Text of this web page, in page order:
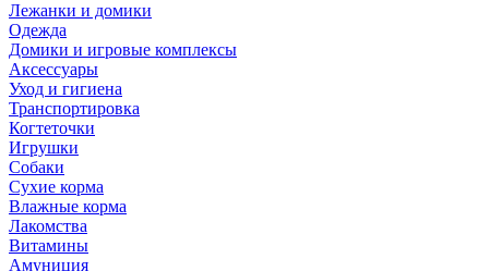
Лежанки и домики
Одежда
Домики и игровые комплексы
Аксессуары
Уход и гигиена
Транспортировка
Когтеточки
Игрушки
Собаки
Сухие корма
Влажные корма
Лакомства
Витамины
Амуниция